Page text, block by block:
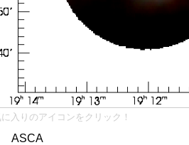
入りのアイコンをクリック！
ASCA